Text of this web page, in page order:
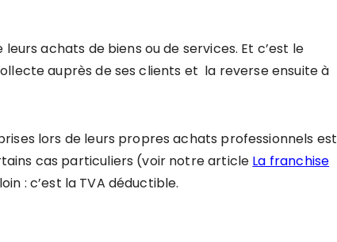
achats de biens ou de services. Et c’est le
auprès de ses clients et la reverse ensuite à
lors de leurs propres achats professionnels est
cas particuliers (voir notre article La franchise
: c’est la TVA déductible.